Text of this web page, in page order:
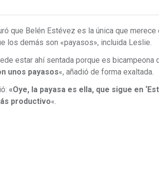
que Belén Estévez es la única que merece
los demás son «payasos», incluida Leslie.
estar ahí sentada porque es bicampeona
unos payasos«, añadió de forma exaltada.
«Oye, la payasa es ella, que sigue en
productivo«.